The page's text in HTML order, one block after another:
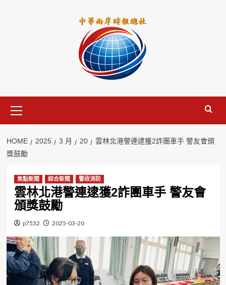
Menu
HOME 2025 3 月 20
雲林北港警連逮獲2詐團車手 警友會頒
獎鼓勵
焦點新聞 綜合新聞 警政消防
雲林北港警連逮獲2詐團車手 警友會
頒獎鼓勵
p7532 2025-03-20